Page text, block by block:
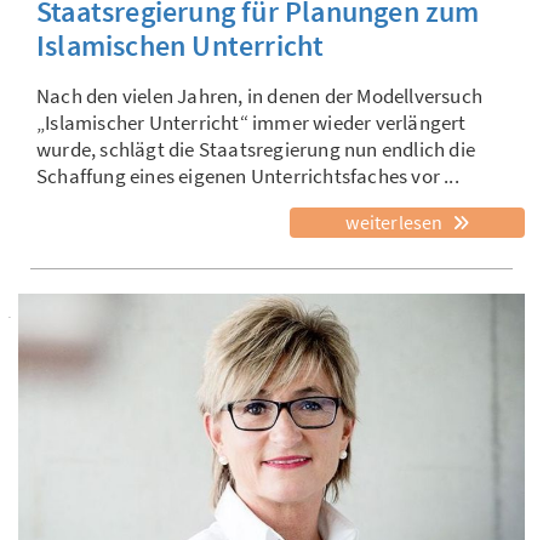
Staatsregierung für Planungen zum
Islamischen Unterricht
Nach den vielen Jahren, in denen der Modellversuch
„Islamischer Unterricht“ immer wieder verlängert
wurde, schlägt die Staatsregierung nun endlich die
Schaffung eines eigenen Unterrichtsfaches vor ...
weiterlesen